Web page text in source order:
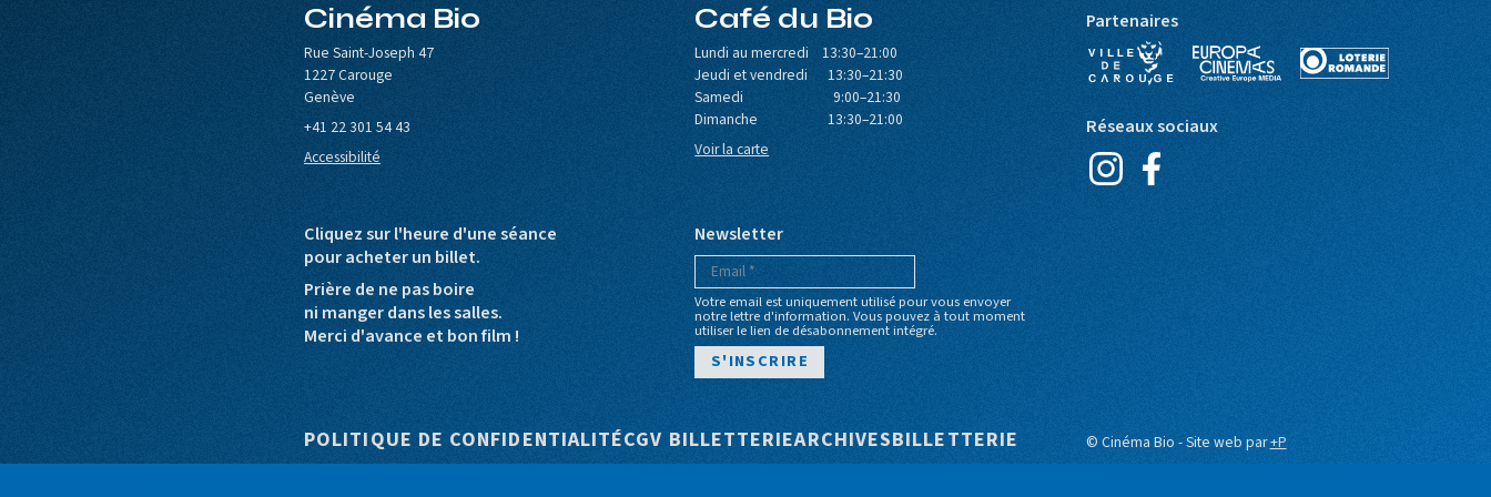
Cinéma Bio
Rue Saint-Joseph 47
1227 Carouge
Genève
+41 22 301 54 43
Accessibilité
Café du Bio
Lundi au mercredi 13:30–21:00
Jeudi et vendredi 13:30–21:30
Samedi 9:00–21:30
Dimanche 13:30–21:00
Voir la carte
Partenaires
Réseaux sociaux
Cliquez sur l'heure d'une séance
pour acheter un billet.
Prière de ne pas boire
ni manger dans les salles.
Merci d'avance et bon film !
Newsletter
Votre email est uniquement utilisé pour vous envoyer
notre lettre d'information. Vous pouvez à tout moment
utiliser le lien de désabonnement intégré.
Pied de page
POLITIQUE DE CONFIDENTIALITÉCGV BILLETTERIEARCHIVESBILLETTERIE © Cinéma Bio - Site web par+P